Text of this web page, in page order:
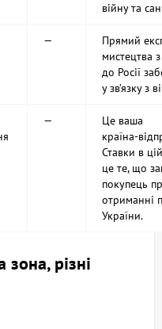
війну та
—
Прямий
мистецтва
до Росії
у зв’язку з
—
Це ваша
Ставки в
це те, що
покупець
отриманні
України.
різні